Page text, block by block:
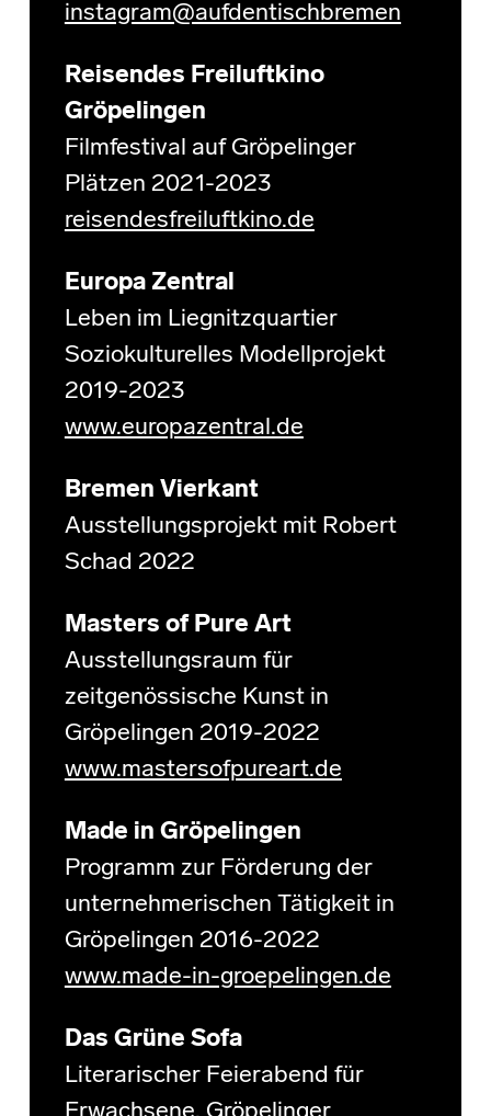
instagram@aufdentischbremen
Reisendes Freiluftkino
Gröpelingen
Filmfestival auf Gröpelinger
Plätzen 2021-2023
reisendesfreiluftkino.de
Europa Zentral
Leben im Liegnitzquartier
Soziokulturelles Modellprojekt
2019-2023
www.europazentral.de
Bremen Vierkant
Ausstellungsprojekt mit Robert
Schad 2022
Masters of Pure Art
Ausstellungsraum für
zeitgenössische Kunst in
Gröpelingen 2019-2022
www.mastersofpureart.de
Made in Gröpelingen
Programm zur Förderung der
unternehmerischen Tätigkeit in
Gröpelingen 2016-2022
www.made-in-groepelingen.de
Das Grüne Sofa
Literarischer Feierabend für